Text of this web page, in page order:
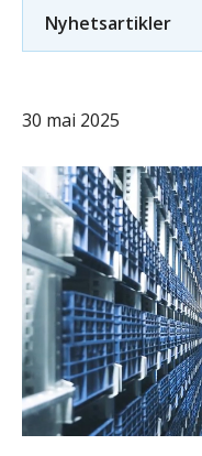
Nyhetsartikler
30 mai 2025